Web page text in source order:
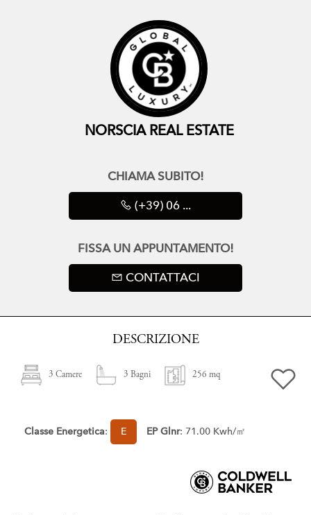
NORSCIA REAL ESTATE
CHIAMA SUBITO!
(+39) 06 ...
FISSA UN APPUNTAMENTO!
CONTATTACI
DESCRIZIONE
3 Camere 3 Bagni 256 mq
Classe Energetica: E EP Glnr: 71.00 Kwh/㎡